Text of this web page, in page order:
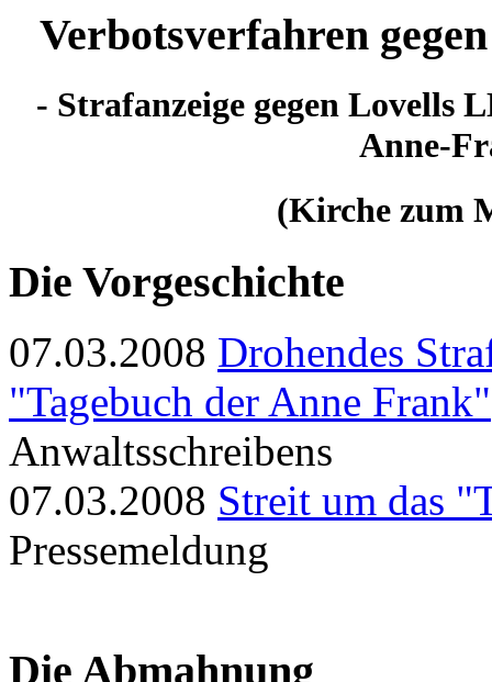
Verbotsverfahren
- Strafanzeige gegen Lovells
Anne-
(Kirche zum
Die Vorgeschichte
07.03.2008 Drohendes
"Tagebuch der Anne Frank"
Anwaltsschreibens
07.03.2008 Streit um das
Pressemeldung
Die Abmahnung